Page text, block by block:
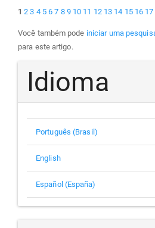
1 2 3 4 5 6 7 8 9 10 11 12 13 14 15 16 17
Você também pode iniciar uma
para este artigo.
Idioma
Português (Brasil)
English
Español (España)